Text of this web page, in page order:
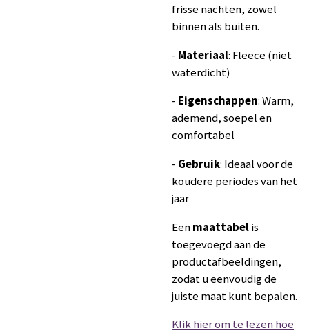
frisse nachten, zowel
binnen als buiten.
- Materiaal: Fleece (niet
waterdicht)
- Eigenschappen: Warm,
ademend, soepel en
comfortabel
- Gebruik: Ideaal voor de
koudere periodes van het
jaar
Eenmaattabelis
toegevoegd aan de
productafbeeldingen,
zodat u eenvoudig de
juiste maat kunt bepalen.
Klik hier om te lezen hoe